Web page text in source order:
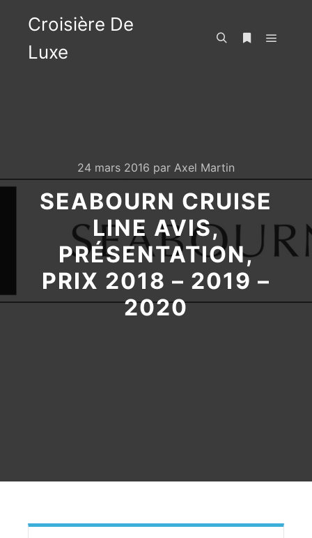
Croisière De
Luxe
24 mars 2016 par Axel Martin
SEABOURN CRUISE
LINE AVIS,
PRÉSENTATION,
PRIX 2018 – 2019 –
2020